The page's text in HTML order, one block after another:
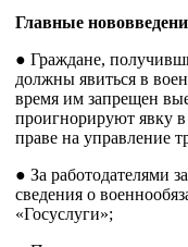
Главные
● Граждане,
должны явиться в
время им запрещен
проигнорируют явку
праве на управление
● За работодателями
сведения о
«Госуслуги»;